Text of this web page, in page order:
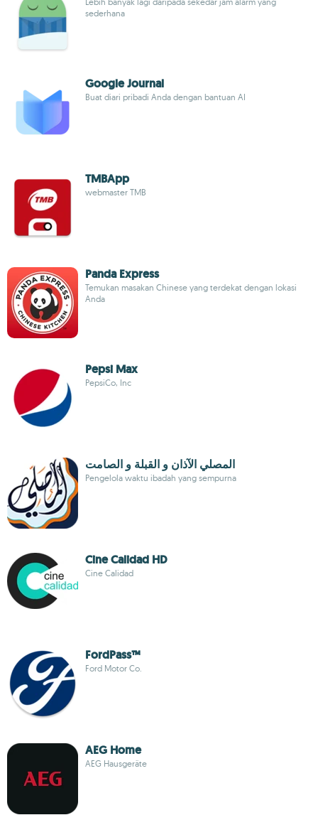
sederhana
Google Journal
Buat diari pribadi Anda dengan bantuan AI
TMBApp
webmaster TMB
Panda Express
Temukan masakan Chinese yang terdekat dengan lokasi
Anda
Pepsi Max
PepsiCo, Inc
المصلي الآذان و القبلة و الصامت
Pengelola waktu ibadah yang sempurna
Cine Calidad HD
Cine Calidad
FordPass™
Ford Motor Co.
AEG Home
AEG Hausgeräte